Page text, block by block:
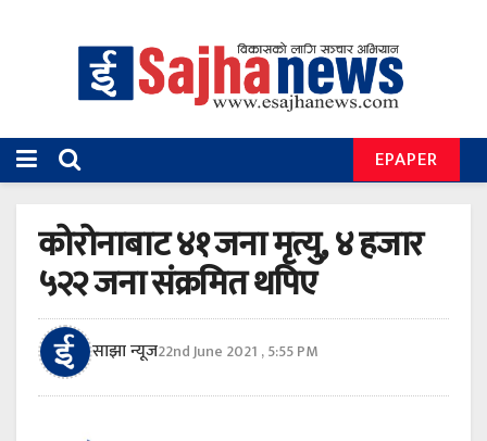
EPAPER
कोरोनाबाट ४१ जना मृत्यु, ४ हजार
५२२ जना संक्रमित थपिए
साझा न्यूज22nd June 2021 , 5:55 PM